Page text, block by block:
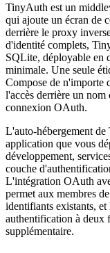
TinyAuth est un
qui ajoute un écran de
derrière le proxy
d'identité complets,
SQLite, déployable en
minimale. Une seule
Compose de n'importe
l'accès derrière un nom
connexion OAuth.
L'auto-hébergement
application que vous
développement,
couche
L'intégration OAuth
permet aux membres
identifiants existants,
authentification à deux
supplémentaire.